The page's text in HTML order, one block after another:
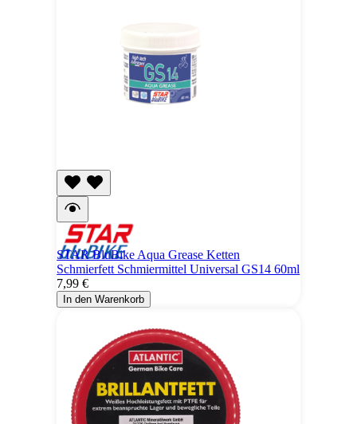
STAR BluBike Aqua Grease Ketten
Schmierfett Schmiermittel Universal GS14 60ml
7,99 €
In den Warenkorb